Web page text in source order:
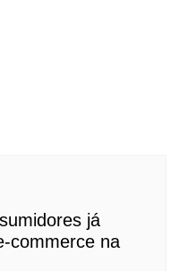
já
commerce na